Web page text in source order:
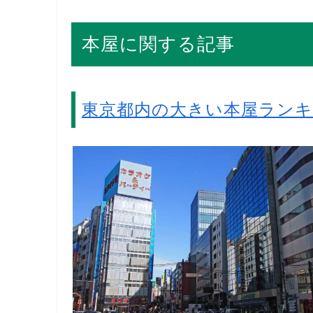
本屋に関する記事
東京都内の大きい本屋ラン